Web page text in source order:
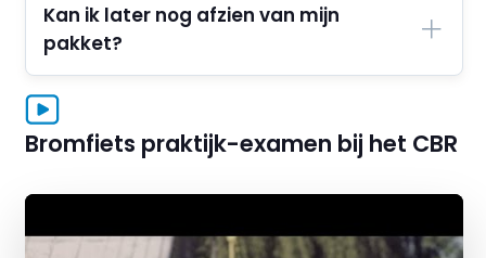
Kan ik later nog afzien van mijn
pakket?
Bromfiets praktijk-examen bij het CBR